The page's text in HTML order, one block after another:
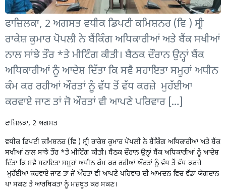
ਫਾਜ਼ਿਲਕਾ, 2 ਅਗਸਤ ਵਧੀਕ ਡਿਪਟੀ ਕਮਿਸ਼ਨਰ (ਵਿ ) ਸ੍ਰੀ
ਰਾਕੇਸ਼ ਕੁਮਾਰ ਪੋਪਲੀ ਨੇ ਬੈਂਕਿੰਗ ਅਧਿਕਾਰੀਆਂ ਅਤੇ ਬੈਂਕ ਸਖੀਆਂ
ਨਾਲ ਸਾਂਝੇ ਤੌਰ *ਤੇ ਮੀਟਿੰਗ ਕੀਤੀ। ਬੈਠਕ ਦੌਰਾਨ ਉਨ੍ਹਾਂ ਬੈਂਕ
ਅਧਿਕਾਰੀਆਂ ਨੂੰ ਆਦੇਸ਼ ਦਿੱਤਾ ਕਿ ਸਵੈ ਸਹਾਇਤਾ ਸਮੂਹਾਂ ਅਧੀਨ
ਕੰਮ ਕਰ ਰਹੀਆਂ ਔਰਤਾਂ ਨੂੰ ਵੱਧ ਤੋਂ ਵੱਧ ਕਰਜ਼ੇ ਮੁਹੱਈਆ
ਕਰਵਾਏ ਜਾਣ ਤਾਂ ਜੋ ਔਰਤਾਂ ਵੀ ਆਪਣੇ ਪਰਿਵਾਰ […]
ਫਾਜ਼ਿਲਕਾ, 2 ਅਗਸਤ
ਵਧੀਕ ਡਿਪਟੀ ਕਮਿਸ਼ਨਰ (ਵਿ ) ਸ੍ਰੀ ਰਾਕੇਸ਼ ਕੁਮਾਰ ਪੋਪਲੀ ਨੇ ਬੈਂਕਿੰਗ ਅਧਿਕਾਰੀਆਂ ਅਤੇ ਬੈਂਕ
ਸਖੀਆਂ ਨਾਲ ਸਾਂਝੇ ਤੌਰ *ਤੇ ਮੀਟਿੰਗ ਕੀਤੀ। ਬੈਠਕ ਦੌਰਾਨ ਉਨ੍ਹਾਂ ਬੈਂਕ ਅਧਿਕਾਰੀਆਂ ਨੂੰ ਆਦੇਸ਼
ਦਿੱਤਾ ਕਿ ਸਵੈ ਸਹਾਇਤਾ ਸਮੂਹਾਂ ਅਧੀਨ ਕੰਮ ਕਰ ਰਹੀਆਂ ਔਰਤਾਂ ਨੂੰ ਵੱਧ ਤੋਂ ਵੱਧ ਕਰਜ਼ੇ
ਮੁਹੱਈਆ ਕਰਵਾਏ ਜਾਣ ਤਾਂ ਜੋ ਔਰਤਾਂ ਵੀ ਆਪਣੇ ਪਰਿਵਾਰ ਦੀ ਆਮਦਨ ਵਿਚ ਵੱਡਾ ਯੋਗਦਾਨ
ਪਾ ਸਕਣ ਤੇ ਆਰਥਿਕਤਾ ਨੂੰ ਮਜ਼ਬੂਤ ਕਰ ਸਕਣ।